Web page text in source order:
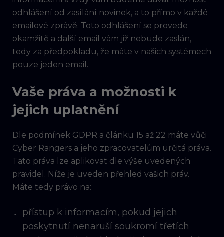
odhlášení od zasílání novinek, a to přímo v každé
emailové zprávě. Toto odhlášení se provede
okamžitě a další email vám již nebude zaslán,
tedy za předpokladu, že máte v našich systémech
pouze jeden email.
Vaše práva a možnosti k
jejich uplatnění
Dle podmínek GDPR a článku 15 až 22 máte vůči
Cyber Rangers a jeho zpracovatelům určitá práva.
Tato práva lze aplikovat dle výše uvedených
pravidel. Níže je uveden přehled vašich práv.
Máte tedy právo na:
přístup k informacím, pokud jejich
poskytnutí nenaruší soukromí třetích